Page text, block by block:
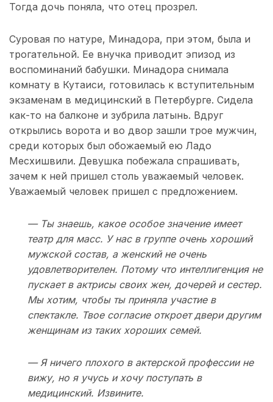
Тогда дочь поняла, что отец прозрел.
Суровая по натуре, Минадора, при этом, была и
трогательной. Ее внучка приводит эпизод из
воспоминаний бабушки. Минадора снимала
комнату в Кутаиси, готовилась к вступительным
экзаменам в медицинский в Петербурге. Сидела
как-то на балконе и зубрила латынь. Вдруг
открылись ворота и во двор зашли трое мужчин,
среди которых был обожаемый ею Ладо
Месхишвили. Девушка побежала спрашивать,
зачем к ней пришел столь уважаемый человек.
Уважаемый человек пришел с предложением.
— Ты знаешь, какое особое значение имеет
театр для масс. У нас в группе очень хороший
мужской состав, а женский не очень
удовлетворителен. Потому что интеллигенция не
пускает в актрисы своих жен, дочерей и сестер.
Мы хотим, чтобы ты приняла участие в
спектакле. Твое согласие откроет двери другим
женщинам из таких хороших семей.
— Я ничего плохого в актерской профессии не
вижу, но я учусь и хочу поступать в
медицинский. Извините.